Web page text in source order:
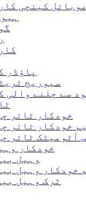
موبائل کینچی
پاؤڈر
سیوریج
سے چلنے والی
خودکار ٹائر
خودکار ٹائر
آٹومیٹک ٹائر
خودکار
وہیل
خودکار وہیل
ٹرک وہیل